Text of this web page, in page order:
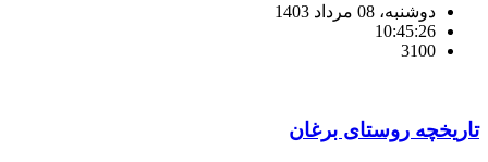
دوشنبه، 08 مرداد 1403
10:45:26
3100
تاریخچه روستای برغان